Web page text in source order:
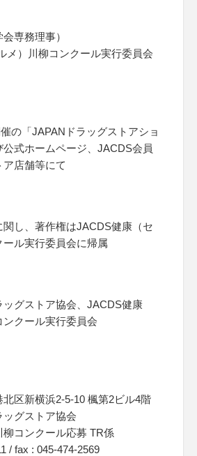
専務理事）
メ）川柳コンクール実行委員会
の「JAPANドラッグストアショ
式ホームページ、JACDS会員
店舗等にて
関し、著作権はJACDS健康（セ
ール実行委員会に帰属
ッグストア協会、JACDS健康
ンクール実行委員会
区新横浜2-5-10 楓第2ビル4階
ッグストア協会
コンクール応募 TR係
/ fax : 045-474-2569